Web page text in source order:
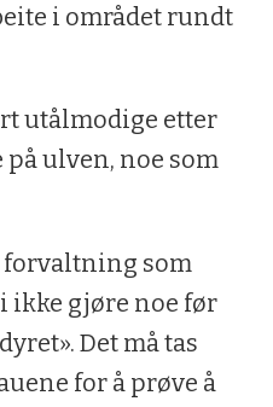
i området rundt
utålmodige etter
ulven, noe som
forvaltning som
ikke gjøre noe før
Det må tas
for å prøve å